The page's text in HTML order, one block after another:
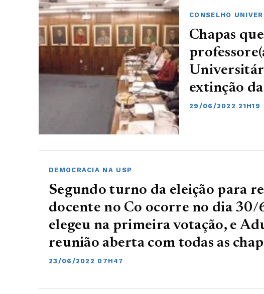
CONSELHO
Chapas
extinção
29/06/2022 21H19
DEMOCRACIA NA USP
Segundo turno da eleição para
docente no Co ocorre no dia 30/
elegeu na primeira votação, e
reunião aberta com todas as
23/06/2022 07H47